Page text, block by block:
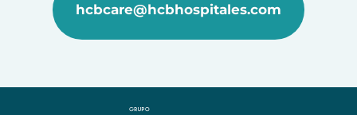
hcbcare@hcbhospitales.com